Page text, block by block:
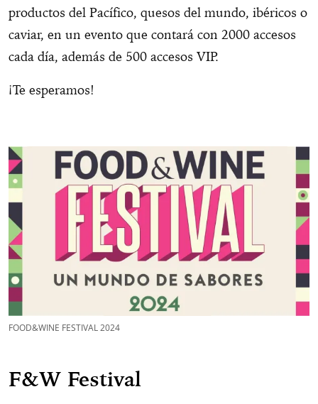
productos del Pacífico, quesos del mundo, ibéricos o
caviar, en un evento que contará con 2000 accesos
cada día, además de 500 accesos VIP.
¡Te esperamos!
FOOD&WINE FESTIVAL 2024
F&W Festival